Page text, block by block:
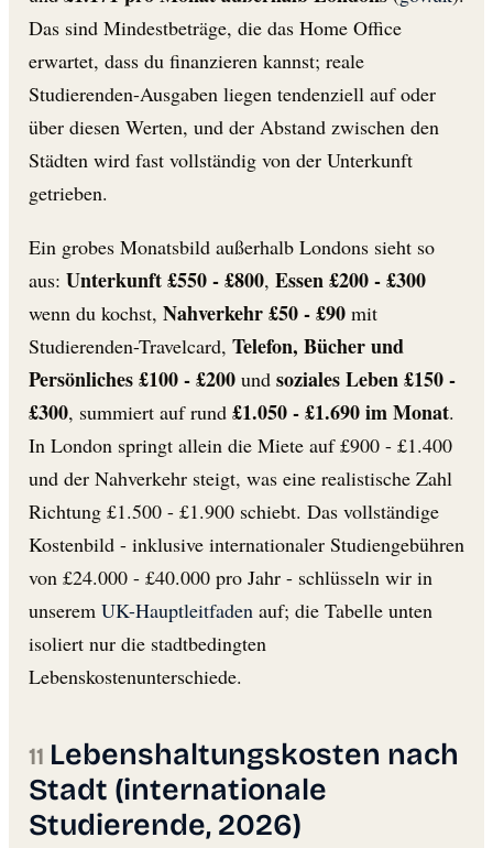
Das sind Mindestbeträge, die das Home Office
erwartet, dass du finanzieren kannst; reale
Studierenden-Ausgaben liegen tendenziell auf oder
über diesen Werten, und der Abstand zwischen den
Städten wird fast vollständig von der Unterkunft
getrieben.
Ein grobes Monatsbild außerhalb Londons sieht so
aus: Unterkunft £550 - £800, Essen £200 - £300
wenn du kochst, Nahverkehr £50 - £90 mit
Studierenden-Travelcard, Telefon, Bücher und
Persönliches £100 - £200 und soziales Leben £150 -
£300, summiert auf rund £1.050 - £1.690 im Monat.
In London springt allein die Miete auf £900 - £1.400
und der Nahverkehr steigt, was eine realistische Zahl
Richtung £1.500 - £1.900 schiebt. Das vollständige
Kostenbild - inklusive internationaler Studiengebühren
von £24.000 - £40.000 pro Jahr - schlüsseln wir in
unserem UK-Hauptleitfaden auf; die Tabelle unten
isoliert nur die stadtbedingten
Lebenskostenunterschiede.
Lebenshaltungskosten nach
Stadt (internationale
Studierende, 2026)